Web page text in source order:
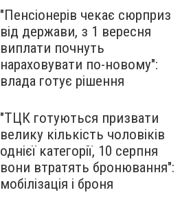
"Пенсіонерів чекає сюрприз
від держави, з 1 вересня
виплати почнуть
нараховувати по-новому":
влада готує рішення
"ТЦК готуються призвати
велику кількість чоловіків
однієї категорії, 10 серпня
вони втратять бронювання":
мобілізація і броня